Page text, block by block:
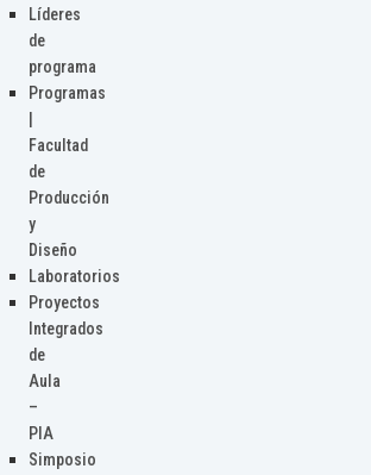
Líderes
de
programa
Programas
Facultad
de
Producción
y
Diseño
Laboratorios
Proyectos
Integrados
de
Aula
–
PIA
Simposio